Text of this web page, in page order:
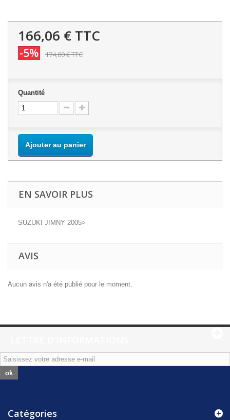
166,06 € TTC
-5% 174,80 €TTC
Quantité
Ajouter au panier
EN SAVOIR PLUS
SUZUKI JIMNY 2005>
AVIS
Aucun avis n'a été publié pour le moment.
ok
Catégories